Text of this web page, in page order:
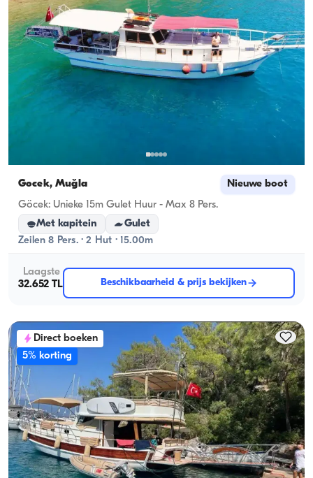
Gocek, Muğla Nieuwe boot
Göcek: Unieke 15m Gulet Huur - Max 8 Pers.
Met kapitein
Gulet
Zeilen 8 Pers. · 2 Hut · 15.00m
Laagste
32.652 TL
Beschikbaarheid & prijs bekijken
Direct boeken
5% korting